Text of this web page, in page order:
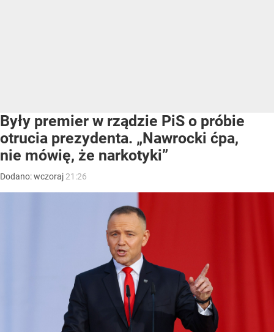
Były premier w rządzie PiS o próbie
otrucia prezydenta. „Nawrocki ćpa,
nie mówię, że narkotyki”
Dodano:wczoraj 21:26